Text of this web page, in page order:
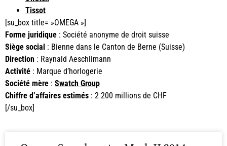
Tissot
[su_box title= »OMEGA »]
Forme juridique : Société anonyme de droit suisse
Siège social : Bienne dans le Canton de Berne (Suisse)
Direction : Raynald Aeschlimann
Activité : Marque d’horlogerie
Société mère : Swatch Group
Chiffre d’affaires estimés : 2 200 millions de CHF
[/su_box]